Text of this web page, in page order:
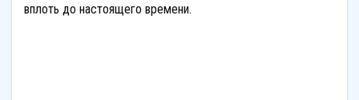
вплоть до настоящего времени.